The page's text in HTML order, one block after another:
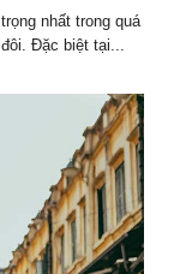
nhất trong quá
Đặc biệt tại...